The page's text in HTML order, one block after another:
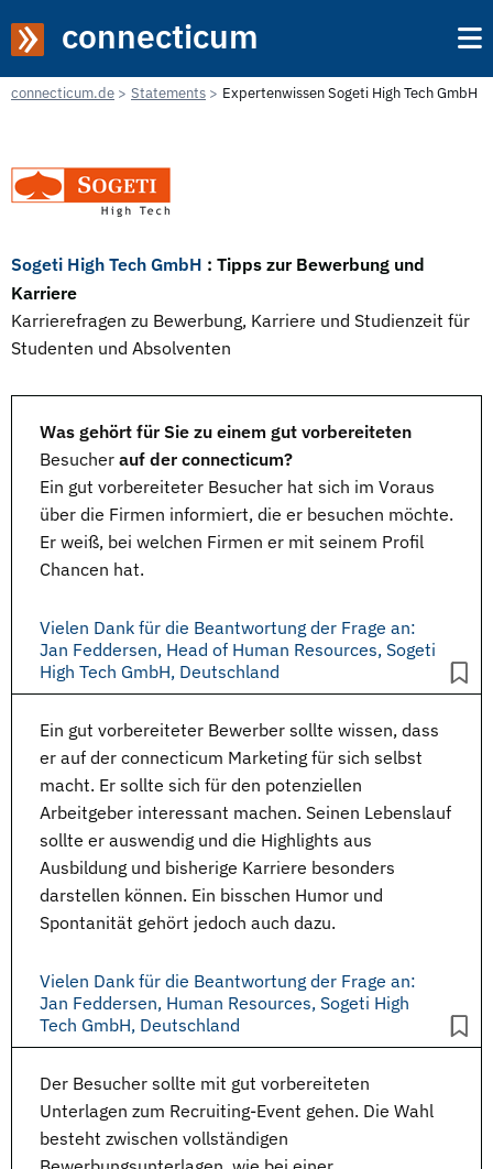
connecticum
connecticum.de Statements Expertenwissen Sogeti High Tech GmbH
Sogeti High Tech GmbH : Tipps zur Bewerbung und
Karriere
Karrierefragen zu Bewerbung, Karriere und Studienzeit für
Studenten und Absolventen
Was gehört für Sie zu einem gut vorbereiteten
Besucher auf der connecticum?
Ein gut vorbereiteter Besucher hat sich im Voraus
über die Firmen informiert, die er besuchen möchte.
Er weiß, bei welchen Firmen er mit seinem Profil
Chancen hat.
Vielen Dank für die Beantwortung der Frage an:
Jan Feddersen, Head of Human Resources, Sogeti
High Tech GmbH, Deutschland
Ein gut vorbereiteter Bewerber sollte wissen, dass
er auf der connecticum Marketing für sich selbst
macht. Er sollte sich für den potenziellen
Arbeitgeber interessant machen. Seinen Lebenslauf
sollte er auswendig und die Highlights aus
Ausbildung und bisherige Karriere besonders
darstellen können. Ein bisschen Humor und
Spontanität gehört jedoch auch dazu.
Vielen Dank für die Beantwortung der Frage an:
Jan Feddersen, Human Resources, Sogeti High
Tech GmbH, Deutschland
Der Besucher sollte mit gut vorbereiteten
Unterlagen zum Recruiting-Event gehen. Die Wahl
besteht zwischen vollständigen